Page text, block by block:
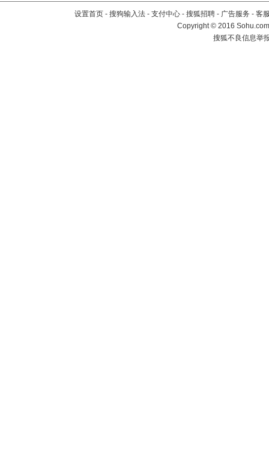
设置首页 - 搜狗输入法 - 支付中心 - 搜狐招聘 - 广告服务 - 客
Copyright©2016
搜狐不良信息举